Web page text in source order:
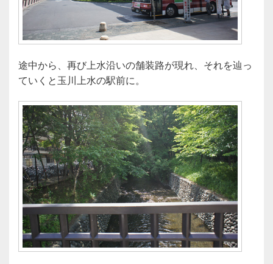
途中から、再び上水沿いの舗装路が現れ、それを辿っ
ていくと玉川上水の駅前に。